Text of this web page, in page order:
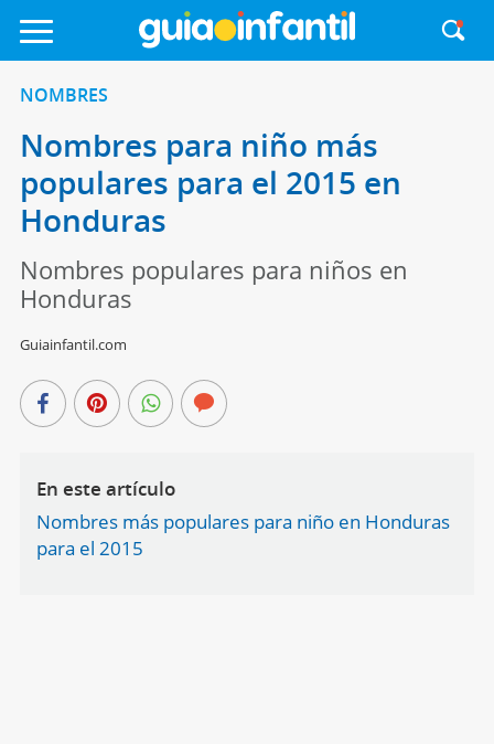
NOMBRES
Nombres para niño más
populares para el 2015 en
Honduras
Nombres populares para niños en
Honduras
Guiainfantil.com
En este artículo
Nombres más populares para niño en Honduras
para el 2015